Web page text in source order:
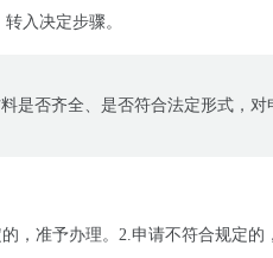
入决定步骤。
是否齐全、是否符合法定形式，
，准予办理。2.申请不符合规定的